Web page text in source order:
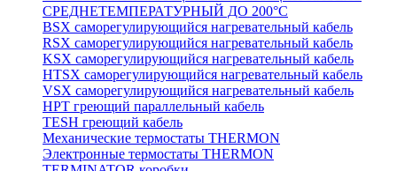
СРЕДНЕТЕМПЕРАТУРНЫЙ ДО 200°С
BSX саморегулирующийся нагревательный кабель
RSX саморегулирующийся нагревательный кабель
KSX саморегулирующийся нагревательный кабель
HTSX саморегулирующийся нагревательный кабель
VSX саморегулирующийся нагревательный кабель
НРТ греющий параллельный кабель
TESH греющий кабель
Механические термостаты THERMON
Электронные термостаты THERMON